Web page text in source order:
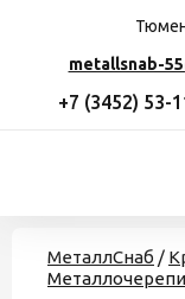
metallsnab-
+7 (3452) 53-
МеталлСнаб /